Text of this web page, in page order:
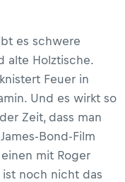
es schwere
alte Holztische.
Feuer in
Und es wirkt so
Zeit, dass man
Bond-Film
mit Roger
noch nicht das